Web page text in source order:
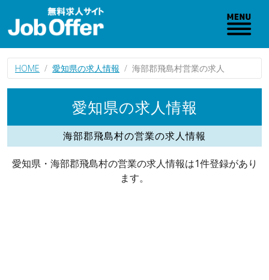
HOME 愛知県の求人情報 海部郡飛島村営業の求人
愛知県の求人情報
海部郡飛島村の営業の求人情報
愛知県・海部郡飛島村の営業の求人情報は1件登録があり
ます。